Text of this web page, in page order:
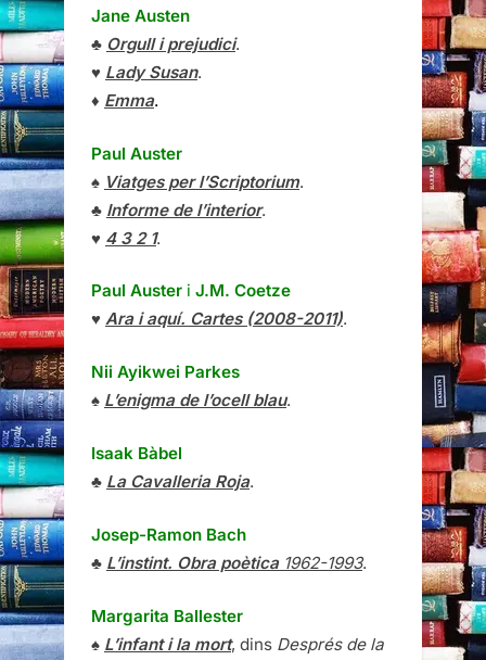
Jane Austen
♣ Orgull i prejudici.
♥ Lady Susan.
♦ Emma.
Paul Auster
♠ Viatges per l’Scriptorium.
♣ Informe de l’interior.
♥ 4 3 2 1.
Paul Auster i J.M. Coetze
♥ Ara i aquí. Cartes (2008-2011).
Nii Ayikwei Parkes
♠ L’enigma de l’ocell blau.
Isaak Bàbel
♣ La Cavalleria Roja.
Josep-Ramon Bach
♣ L’instint. Obra poètica1962-1993.
Margarita Ballester
♠ L’infant i la mort, dins Després de la